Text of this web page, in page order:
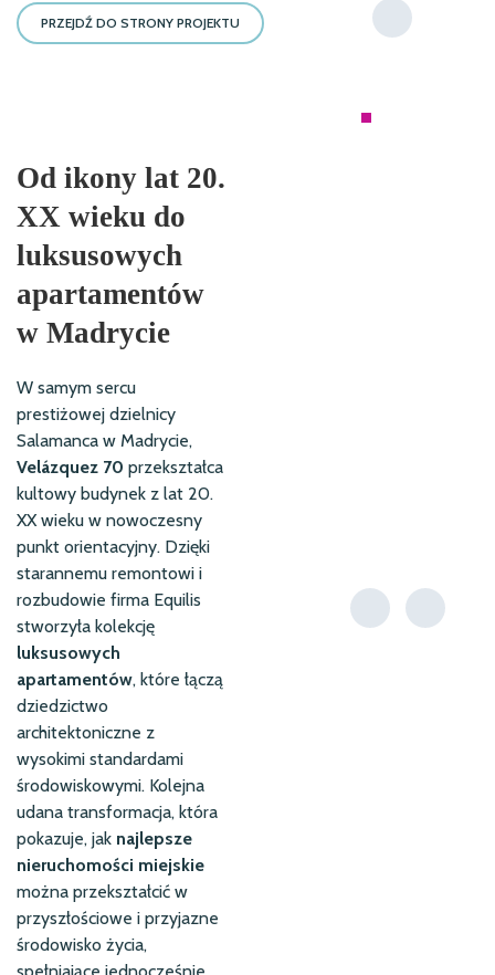
PRZEJDŹ DO STRONY PROJEKTU
Od ikony lat 20.
XX wieku do
luksusowych
apartamentów
w Madrycie
W samym sercu
prestiżowej dzielnicy
Salamanca w Madrycie,
Velázquez 70 przekształca
kultowy budynek z lat 20.
XX wieku w nowoczesny
punkt orientacyjny. Dzięki
starannemu remontowi i
rozbudowie firma Equilis
stworzyła kolekcję
luksusowych
apartamentów, które łączą
dziedzictwo
architektoniczne z
wysokimi standardami
środowiskowymi. Kolejna
udana transformacja, która
pokazuje, jak najlepsze
nieruchomości miejskie
można przekształcić w
przyszłościowe i przyjazne
środowisko życia,